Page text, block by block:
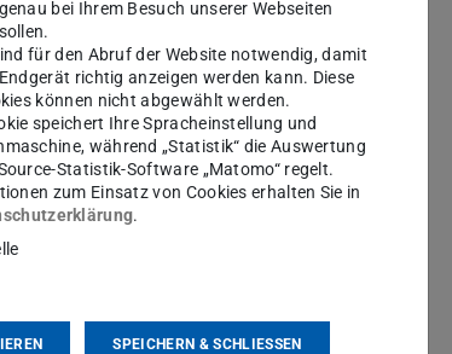
Projekt DiReX.
Mitarbeiterin im Projekt
Doktorandin am
Knodt.
bei Ihrem Besuch unserer Webseiten
für den Abruf der Website notwendig, damit
richtig anzeigen werden kann. Diese
können nicht abgewählt werden.
speichert Ihre Spracheinstellung und
während „Statistik“ die Auswertung
Statistik-Software „Matomo“ regelt.
zum Einsatz von Cookies erhalten Sie in
.
SPEICHERN & SCHLIESSEN